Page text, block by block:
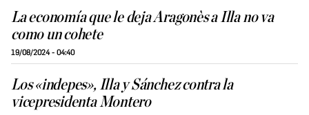
La economía que le deja Aragonès a Illa no va
como un cohete
19/08/2024 - 04:40
Los «indepes», Illa y Sánchez contra la
vicepresidenta Montero